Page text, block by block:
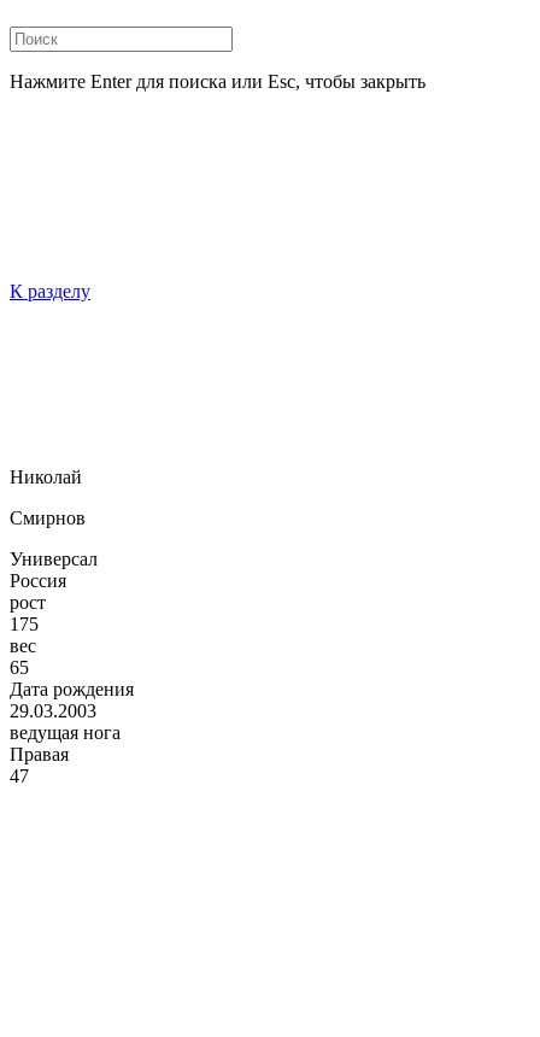
Нажмите Enter для поиска или Esc, чтобы закрыть
К разделу
Николай
Смирнов
Универсал
Россия
рост
175
вес
65
Дата рождения
29.03.2003
ведущая нога
Правая
47